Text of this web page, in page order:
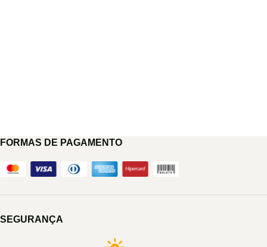
FORMAS DE PAGAMENTO
SEGURANÇA